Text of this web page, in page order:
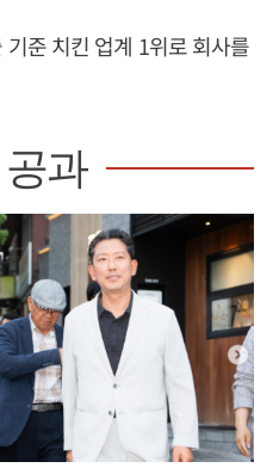
준 치킨 업계 1위로 회사를
과